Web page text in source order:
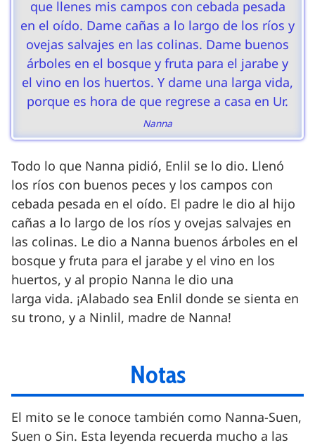
que llenes mis campos con cebada pesada
en el oído. Dame cañas a lo largo de los ríos y
ovejas salvajes en las colinas. Dame buenos
árboles en el bosque y fruta para el jarabe y
el vino en los huertos. Y dame una larga vida,
porque es hora de que regrese a casa en Ur.
Nanna
Todo lo que Nanna pidió, Enlil se lo dio. Llenó
los ríos con buenos peces y los campos con
cebada pesada en el oído. El padre le dio al hijo
cañas a lo largo de los ríos y ovejas salvajes en
las colinas. Le dio a Nanna buenos árboles en el
bosque y fruta para el jarabe y el vino en los
huertos, y al propio Nanna le dio una
larga vida. ¡Alabado sea Enlil donde se sienta en
su trono, y a Ninlil, madre de Nanna!
Notas
El mito se le conoce también como Nanna-Suen,
Suen o Sin. Esta leyenda recuerda mucho a las